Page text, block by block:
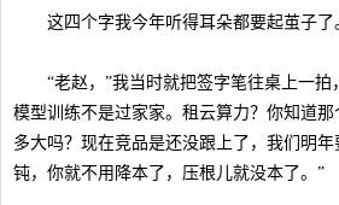
这四个字我今年听得耳朵都要起茧子了
“老赵，”我当时就把签字笔往桌上一拍
模型训练不是过家家。租云算力？你知道
多大吗？现在竞品是还没跟上了，我们明
钝，你就不用降本了，压根儿就没本了。”